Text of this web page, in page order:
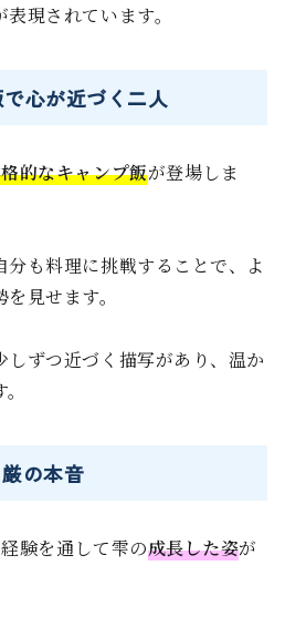
現されています。
心が近づく二人
的なキャンプ飯が登場しま
も料理に挑戦することで、よ
見せます。
ずつ近づく描写があり、温か
の本音
験を通して雫の成長した姿が